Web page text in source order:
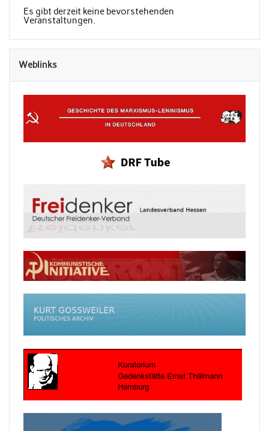
Es gibt derzeit keine bevorstehenden
Veranstaltungen.
Weblinks